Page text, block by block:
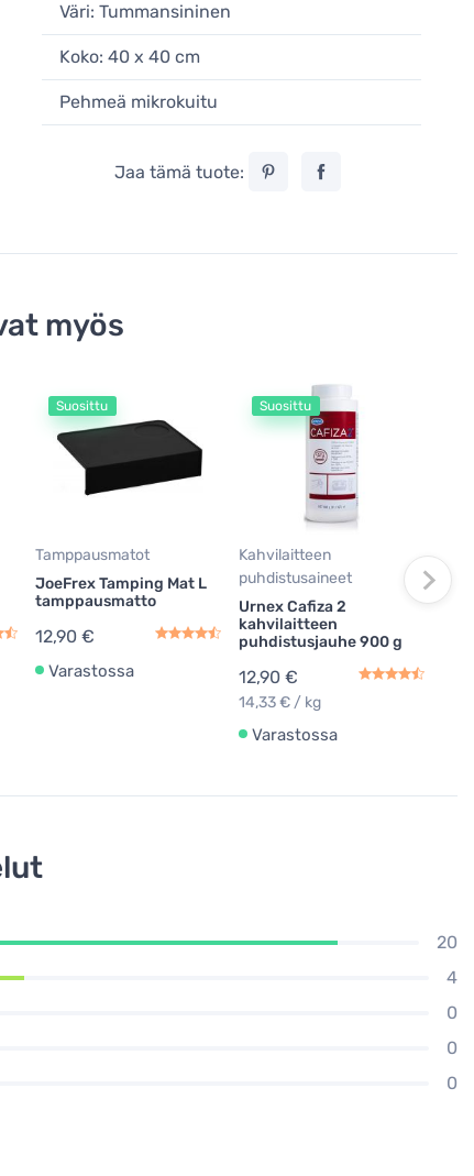
Väri: Tummansininen
Koko: 40 x 40 cm
Pehmeä mikrokuitu
Jaa tämä tuote:
myös
Suosittu
Tamppausmatot
JoeFrex Tamping Mat L
tamppausmatto
12,90 €
Varastossa
Suosittu
Kahvilaitteen
puhdistusaineet
Urnex Cafiza 2
kahvilaitteen
puhdistusjauhe 900 g
12,90 €
14,33 € / kg
Varastossa
20
4
0
0
0